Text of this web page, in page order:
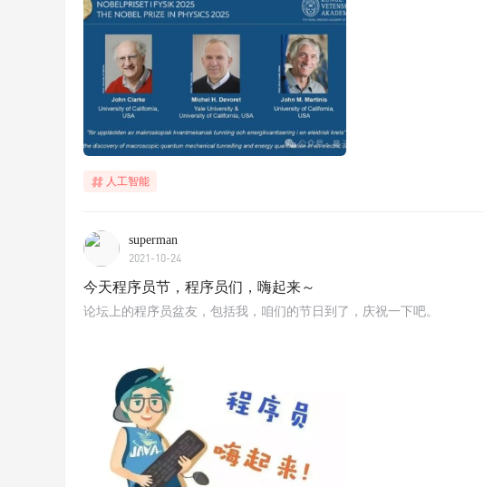
人工智能
superman
2021-10-24
今天程序员节，程序员们，嗨起来～
论坛上的程序员盆友，包括我，咱们的节日到了，庆祝一下吧。